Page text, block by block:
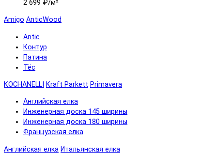
2 699 ₽/м²
Amigo AnticWood
Antic
Контур
Патина
Тёс
KOCHANELLI Kraft Parkett Primavera
Английская елка
Инженерная доска 145 ширины
Инженерная доска 180 ширины
Французская елка
Английская елка Итальянская елка